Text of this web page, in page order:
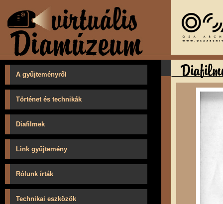
A gyűjteményről
Történet és technikák
Diafilmek
Link gyűjtemény
Rólunk írták
Technikai eszközök